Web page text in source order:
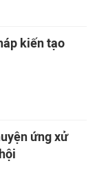
kiến tạo
ứng xử